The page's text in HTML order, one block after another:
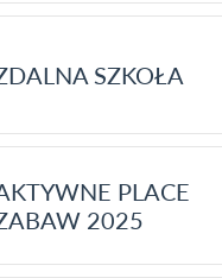
SZKOŁA
PLACE
2025